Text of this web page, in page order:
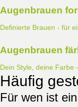
Augenbrauen
Definierte Brauen - für
Augenbrauen
Dein Style, deine Farbe
Häufig
Für wen ist